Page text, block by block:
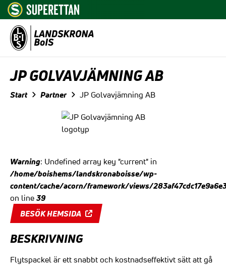
JP GOLVAVJÄMNING AB
Start Partner JP Golvavjämning AB
Warning: Undefined array key "current" in
/home/boishems/landskronaboisse/wp-
content/cache/acorn/framework/views/
on line 39
BESÖK HEMSIDA
BESKRIVNING
Flytspackel är ett snabbt och kostnadseffektivt sätt att gå